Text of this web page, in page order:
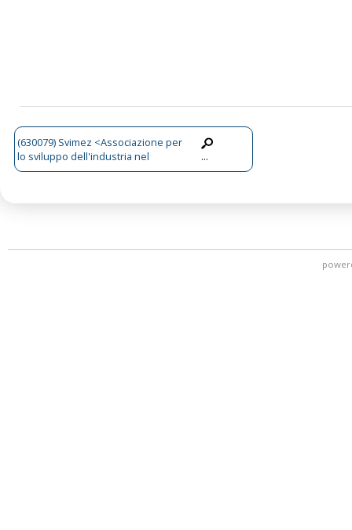
(630079) Svimez <Associazione per
lo sviluppo dell'industria nel
mezzogiorno>
...